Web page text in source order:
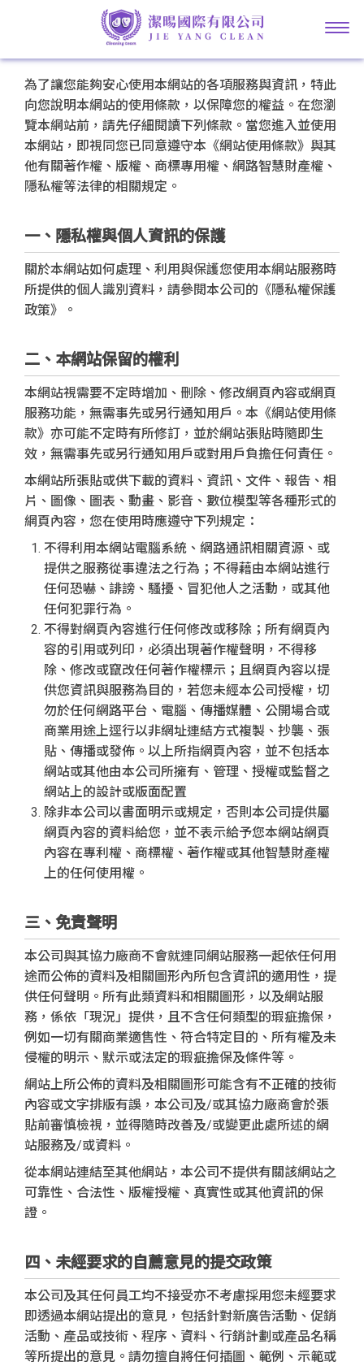
為了讓您能夠安心使用本網站的各項服務與資訊，特此
向您說明本網站的使用條款，以保障您的權益。在您瀏
覽本網站前，請先仔細閱讀下列條款。當您進入並使用
本網站，即視同您已同意遵守本《網站使用條款》與其
他有關著作權、版權、商標專用權、網路智慧財產權、
隱私權等法律的相關規定。
一、隱私權與個人資訊的保護
關於本網站如何處理、利用與保護您使用本網站服務時
所提供的個人識別資料，請參閱本公司的《隱私權保護
政策》。
二、本網站保留的權利
本網站視需要不定時增加、刪除、修改網頁內容或網頁
服務功能，無需事先或另行通知用戶。本《網站使用條
款》亦可能不定時有所修訂，並於網站張貼時隨即生
效，無需事先或另行通知用戶或對用戶負擔任何責任。
本網站所張貼或供下載的資料、資訊、文件、報告、相
片、圖像、圖表、動畫、影音、數位模型等各種形式的
網頁內容，您在使用時應遵守下列規定：
不得利用本網站電腦系統、網路通訊相關資源、或
提供之服務從事違法之行為；不得藉由本網站進行
任何恐嚇、誹謗、騷擾、冒犯他人之活動，或其他
任何犯罪行為。
不得對網頁內容進行任何修改或移除；所有網頁內
容的引用或列印，必須出現著作權聲明，不得移
除、修改或竄改任何著作權標示；且網頁內容以提
供您資訊與服務為目的，若您未經本公司授權，切
勿於任何網路平台、電腦、傳播媒體、公開場合或
商業用途上逕行以非網址連結方式複製、抄襲、張
貼、傳播或發佈。以上所指網頁內容，並不包括本
網站或其他由本公司所擁有、管理、授權或監督之
網站上的設計或版面配置
除非本公司以書面明示或規定，否則本公司提供屬
網頁內容的資料給您，並不表示給予您本網站網頁
內容在專利權、商標權、著作權或其他智慧財產權
上的任何使用權。
三、免責聲明
本公司與其協力廠商不會就連同網站服務一起依任何用
途而公佈的資料及相關圖形內所包含資訊的適用性，提
供任何聲明。所有此類資料和相關圖形，以及網站服
務，係依「現況」提供，且不含任何類型的瑕疵擔保，
例如一切有關商業適售性、符合特定目的、所有權及未
侵權的明示、默示或法定的瑕疵擔保及條件等。
網站上所公佈的資料及相關圖形可能含有不正確的技術
內容或文字排版有誤，本公司及/或其協力廠商會於張
貼前審慎檢視，並得隨時改善及/或變更此處所述的網
站服務及/或資料。
從本網站連結至其他網站，本公司不提供有關該網站之
可靠性、合法性、版權授權、真實性或其他資訊的保
證。
四、未經要求的自薦意見的提交政策
本公司及其任何員工均不接受亦不考慮採用您未經要求
即透過本網站提出的意見，包括針對新廣告活動、促銷
活動、產品或技術、程序、資料、行銷計劃或產品名稱
等所提出的意見。請勿擅自將任何插圖、範例、示範或